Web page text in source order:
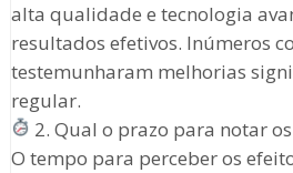
alta qualidade e tecnologia
resultados efetivos. Inúmeros
testemunharam melhorias
regular.
2. Qual o prazo para notar
O tempo para perceber os